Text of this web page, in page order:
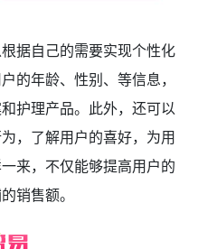
据自己的需要实现个性化
的年龄、性别、等信息，
护理产品。此外，还可以
，了解用户的喜好，为用
来，不仅能够提高用户的
销售额。